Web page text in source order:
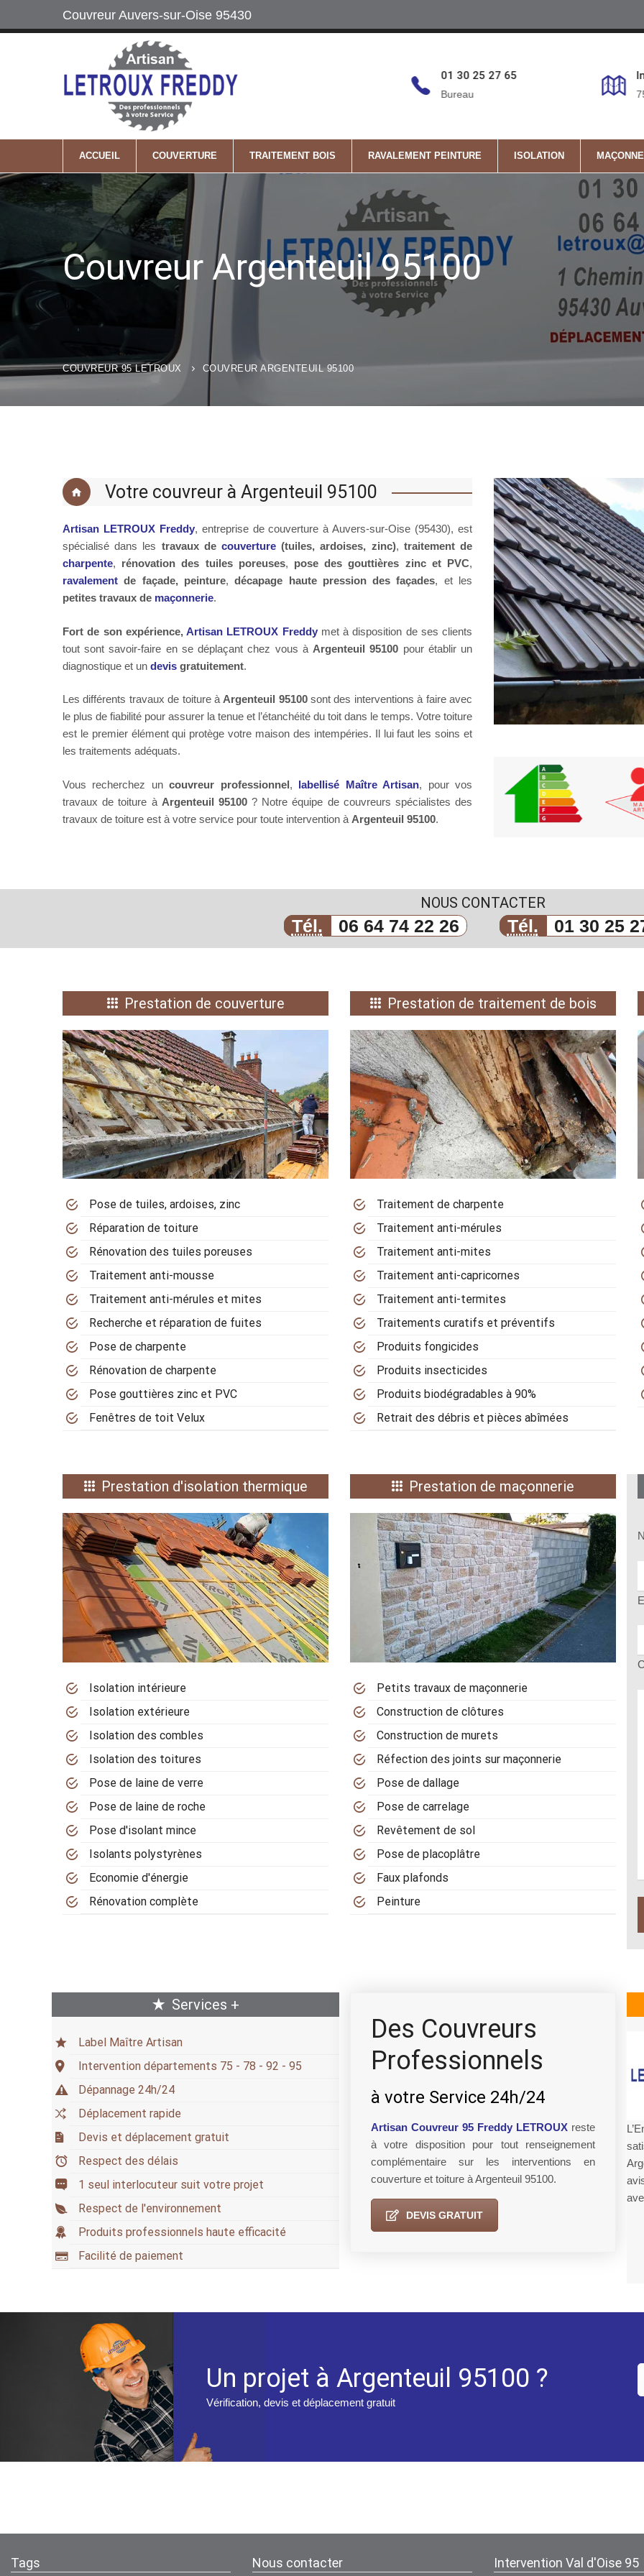
Couvreur Auvers-sur-Oise 95430
Labels
Maître Artisan
01 30 25 27 65
Bureau
ACCUEIL COUVERTURE TRAITEMENT BOIS RAVALEMENT PEINTURE ISOLATION
Couvreur Argenteuil 95100
COUVREUR 95 LETROUX COUVREUR ARGENTEUIL 95100
Votre couvreur à Argenteuil 95100
Artisan LETROUX Freddy, entreprise de couverture à Auvers-sur-Oise (95430), est
spécialisé dans les travaux decouverture (tuiles, ardoises, zinc), traitement de
charpente, rénovation des tuiles poreuses, pose des gouttières zinc et PVC,
ravalement de façade, peinture,décapage haute pression des façades, et les
petites travaux de maçonnerie.
Fort de son expérience, Artisan LETROUX Freddymet à disposition de ses clients
tout sont savoir-faire en se déplaçant chez vous à Argenteuil 95100 pour établir un
diagnostique et un devis gratuitement.
Les différents travaux de toiture à Argenteuil 95100sont des interventions à faire avec
le plus de fiabilité pour assurer la tenue et l’étanchéité du toit dans le temps. Votre toiture
est le premier élément qui protège votre maison des intempéries. Il lui faut les soins et
les traitements adéquats.
Vous recherchez uncouvreur professionnel, labellisé Maître Artisan, pour vos
travaux de toiture à Argenteuil 95100? Notre équipe de couvreurs spécialistes des
travaux de toiture est à votre service pour toute intervention à Argenteuil 95100.
NOUS CONTACTER
Tél. 06 64 74 22 26 Tél. 01 30 25
Prestation de couverture
Pose de tuiles, ardoises, zinc
Réparation de toiture
Rénovation des tuiles poreuses
Traitement anti-mousse
Traitement anti-mérules et mites
Recherche et réparation de fuites
Pose de charpente
Rénovation de charpente
Pose gouttières zinc et PVC
Fenêtres de toit Velux
Prestation de traitement de bois
Traitement de charpente
Traitement anti-mérules
Traitement anti-mites
Traitement anti-capricornes
Traitement anti-termites
Traitements curatifs et préventifs
Produits fongicides
Produits insecticides
Produits biodégradables à 90%
Retrait des débris et pièces abîmées
Prestation d'isolation thermique
Isolation intérieure
Isolation extérieure
Isolation des combles
Isolation des toitures
Pose de laine de verre
Pose de laine de roche
Pose d'isolant mince
Isolants polystyrènes
Economie d'énergie
Rénovation complète
Prestation de maçonnerie
Petits travaux de maçonnerie
Construction de clôtures
Construction de murets
Réfection des joints sur maçonnerie
Pose de dallage
Pose de carrelage
Revêtement de sol
Pose de placoplâtre
Faux plafonds
Peinture
Services +
Label Maître Artisan
Intervention départements 75 - 78 - 92 - 95
Dépannage 24h/24
Déplacement rapide
Devis et déplacement gratuit
Respect des délais
1 seul interlocuteur suit votre projet
Respect de l'environnement
Produits professionnels haute efficacité
Facilité de paiement
Des Couvreurs
Professionnels
à votre Service 24h/24
Artisan Couvreur 95 Freddy LETROUX reste
à votre disposition pour tout renseignement
complémentaire sur les interventions en
couverture et toiture à Argenteuil 95100.
DEVIS GRATUIT
Un projet à Argenteuil 95100 ?
Vérification, devis et déplacement gratuit
Tags Nous contacter Intervention Val d'Oise 95